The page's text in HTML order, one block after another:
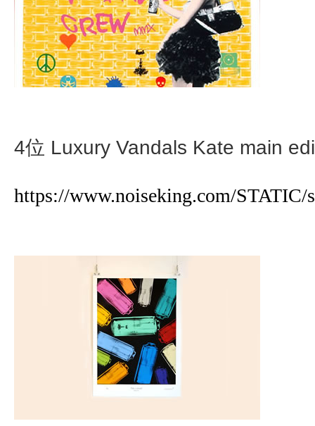
4位 Luxury Vandals Kate main
https://www.noiseking.com/STATIC/